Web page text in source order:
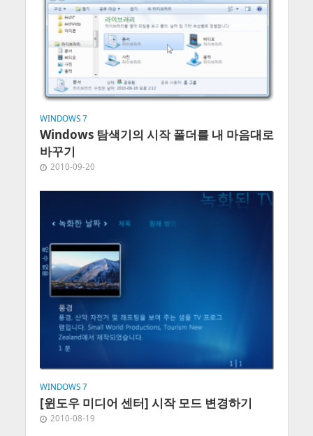
WINDOWS 7
Windows 탐색기의 시작 폴더를 내 마음대로
바꾸기
2010-09-20
WINDOWS 7
[윈도우 미디어 센터] 시작 모드 변경하기
2010-08-19